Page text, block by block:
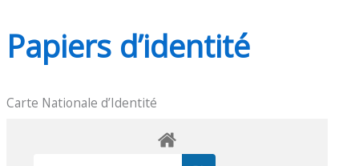
Papiers d’identité
Carte Nationale d’Identité